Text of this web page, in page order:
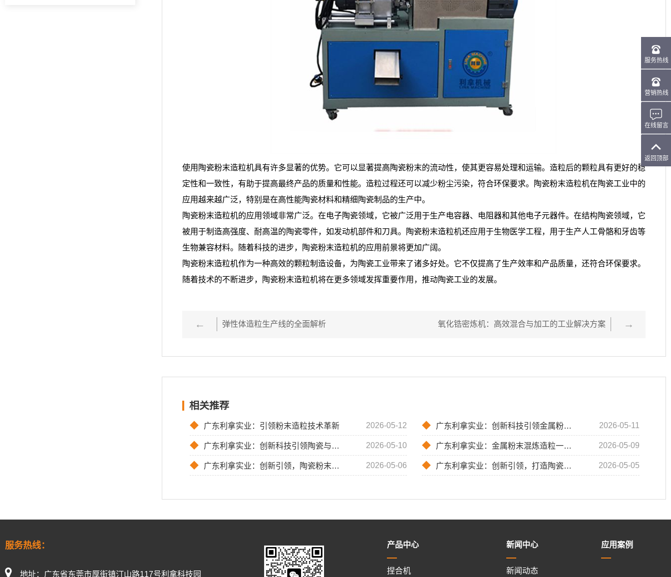
使用陶瓷粉末造粒机具有许多显著的优势。它可以显著提高陶瓷粉末的流动性，使其更容易处理和运输。造粒后的颗粒具有更好的稳
定性和一致性，有助于提高最终产品的质量和性能。造粒过程还可以减少粉尘污染，符合环保要求。陶瓷粉末造粒机在陶瓷工业中的
应用越来越广泛，特别是在高性能陶瓷材料和精细陶瓷制品的生产中。
陶瓷粉末造粒机的应用领域非常广泛。在电子陶瓷领域，它被广泛用于生产电容器、电阻器和其他电子元器件。在结构陶瓷领域，它
被用于制造高强度、耐高温的陶瓷零件，如发动机部件和刀具。陶瓷粉末造粒机还应用于生物医学工程，用于生产人工骨骼和牙齿等
生物兼容材料。随着科技的进步，陶瓷粉末造粒机的应用前景将更加广阔。
陶瓷粉末造粒机作为一种高效的颗粒制造设备，为陶瓷工业带来了诸多好处。它不仅提高了生产效率和产品质量，还符合环保要求。
随着技术的不断进步，陶瓷粉末造粒机将在更多领域发挥重要作用，推动陶瓷工业的发展。
上一篇： 弹性体造粒生产线的全面解析 下一篇：
氧化锆密炼机：高效混合与加工的工业解决方案
相关推荐
◆ 广东利拿实业：引领粉末造粒技术革新 2026-05-12 ◆ 广东利拿实业：创新科技引领金属粉末混炼造粒一体机与氧化锆混炼造粒一体机 2026-05-11
◆ 广东利拿实业：创新科技引领陶瓷与金属粉末造粒新纪元 2026-05-10 ◆ 广东利拿实业：金属粉末混炼造粒一体机与氧化锆混炼造粒一体机的领先解决方案 2026-05-09
◆ 广东利拿实业：创新引领，陶瓷粉末密炼造粒一体机与氧化锆混炼造粒一体机技术突破 2026-05-06 ◆ 广东利拿实业：创新引领，打造陶瓷与金属粉末处理新纪元 2026-05-05
服务热线：
地址：广东省东莞市厚街镇汀山路117号利拿科技园
产品中心
捏合机
新闻中心
新闻动态
应用案例